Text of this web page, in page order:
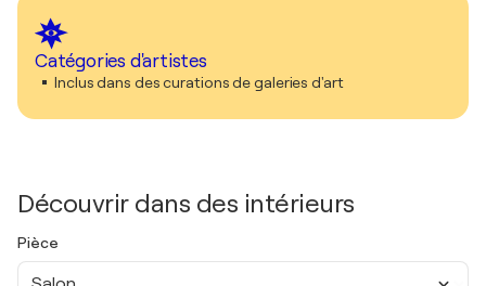
Catégories d'artistes
Inclus dans des curations de galeries d'art
Découvrir dans des intérieurs
Pièce